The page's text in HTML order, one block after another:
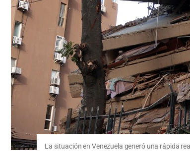
La situación en Venezuela generó una rápida